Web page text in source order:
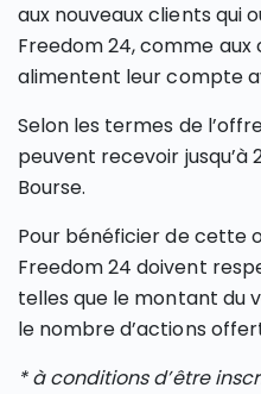
aux nouveaux clients qui
Freedom 24, comme
alimentent leur compte
Selon les termes de
peuvent recevoir jusqu’à
Bourse.
Pour bénéficier de cette
Freedom 24 doivent
telles que le montant du
le nombre d’actions
*à conditions d’être